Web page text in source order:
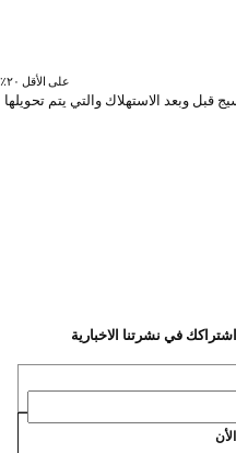
على الأقل ٢٠٪؜
قبل وبعد الاستهلاك والتي يتم تحويلها